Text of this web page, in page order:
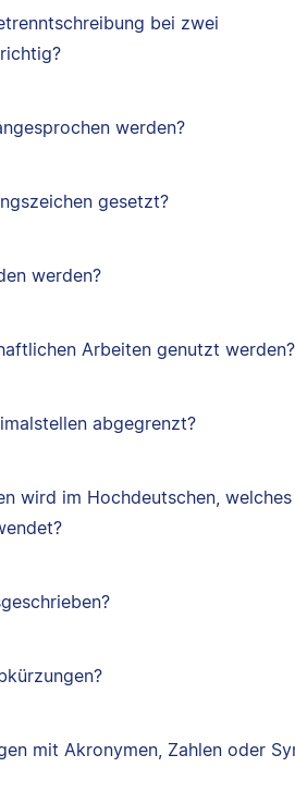
bei zwei
werden?
gesetzt?
werden?
Arbeiten genutzt werden?
abgegrenzt?
wird im Hochdeutschen,
mit Akronymen, Zahlen oder